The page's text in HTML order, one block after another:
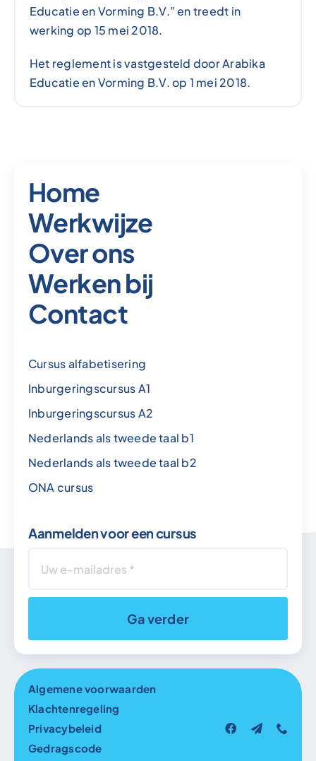
Educatie en Vorming B.V.” en treedt in
werking op 15 mei 2018.
Het reglement is vastgesteld door Arabika
Educatie en Vorming B.V. op 1 mei 2018.
Home
Werkwijze
Over ons
Werken bij
Contact
Cursus alfabetisering
Inburgeringscursus A1
Inburgeringscursus A2
Nederlands als tweede taal b1
Nederlands als tweede taal b2
ONA cursus
Aanmelden voor een cursus
Ga verder
Algemene voorwaarden
Klachtenregeling
Privacybeleid
Gedragscode